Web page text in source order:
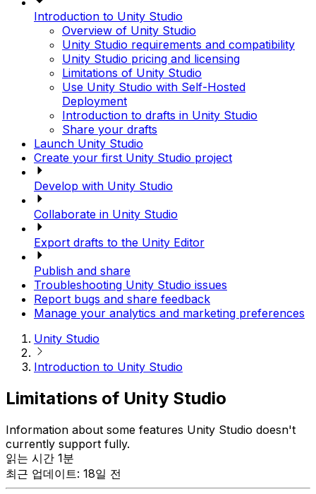
Introduction to Unity Studio
Overview of Unity Studio
Unity Studio requirements and compatibility
Unity Studio pricing and licensing
Limitations of Unity Studio
Use Unity Studio with Self-Hosted
Deployment
Introduction to drafts in Unity Studio
Share your drafts
Launch Unity Studio
Create your first Unity Studio project
Develop with Unity Studio
Collaborate in Unity Studio
Export drafts to the Unity Editor
Publish and share
Troubleshooting Unity Studio issues
Report bugs and share feedback
Manage your analytics and marketing preferences
Unity Studio
Introduction to Unity Studio
Limitations of Unity Studio
Information about some features Unity Studio doesn't
currently support fully.
읽는 시간 1분
최근 업데이트: 18일 전